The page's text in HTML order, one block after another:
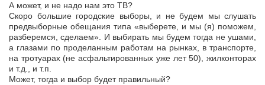
А может, и не надо нам это ТВ?
Скоро большие городские выборы, и не будем мы слушать
предвыборные обещания типа «выберете, и мы (я) поможем,
разберемся, сделаем». И выбирать мы будем тогда не ушами,
а глазами по проделанным работам на рынках, в транспорте,
на тротуарах (не асфальтированных уже лет 50), жилконторах
и т.д., и т.п.
Может, тогда и выбор будет правильный?